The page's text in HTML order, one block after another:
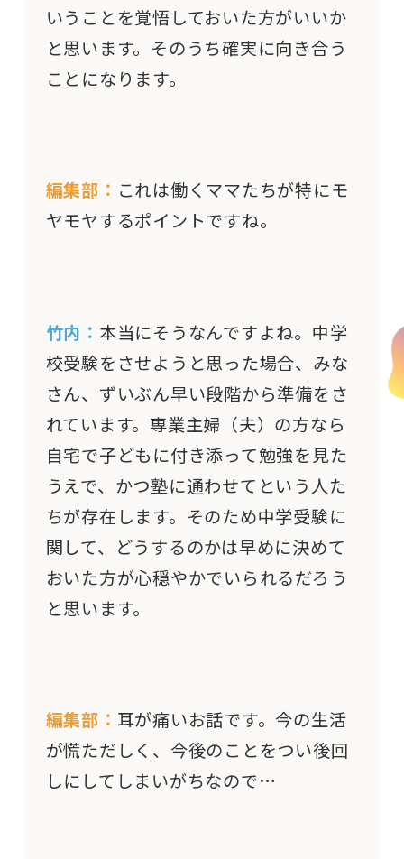
いうことを覚悟しておいた方がいいか
と思います。そのうち確実に向き合う
ことになります。
編集部： これは働くママたちが特にモ
ヤモヤするポイントですね。
竹内： 本当にそうなんですよね。中学
校受験をさせようと思った場合、みな
さん、ずいぶん早い段階から準備をさ
れています。専業主婦（夫）の方なら
自宅で子どもに付き添って勉強を見た
うえで、かつ塾に通わせてという人た
ちが存在します。そのため中学受験に
関して、どうするのかは早めに決めて
おいた方が心穏やかでいられるだろう
と思います。
編集部： 耳が痛いお話です。今の生活
が慌ただしく、今後のことをつい後回
しにしてしまいがちなので…